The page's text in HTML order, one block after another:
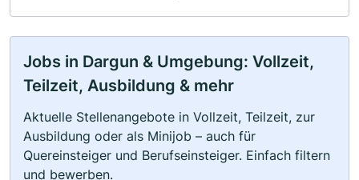
Jobs in Dargun & Umgebung: Vollzeit,
Teilzeit, Ausbildung & mehr
Aktuelle Stellenangebote in Vollzeit, Teilzeit, zur
Ausbildung oder als Minijob – auch für
Quereinsteiger und Berufseinsteiger. Einfach filtern
und bewerben.